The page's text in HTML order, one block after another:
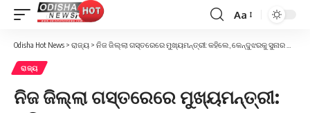
Font
Aa
Odisha Hot News > ରାଜ୍ୟ > ନିଜ ଜିଲ୍ଲା ଗସ୍ତରେରେ ମୁଖ୍ୟମନ୍ତ୍ରୀ: କହିଲେ, କେନ୍ଦୁଝରକୁ ସୁନାର କେନ୍ଦୁଝର କରିବା ପାଇଁ ପାଇଁ ନିଆଯିବ ପଦକ୍ଷେପ
ରାଜ୍ୟ
ନିଜ ଜିଲ୍ଲା ଗସ୍ତରେରେ ମୁଖ୍ୟମନ୍ତ୍ରୀ: